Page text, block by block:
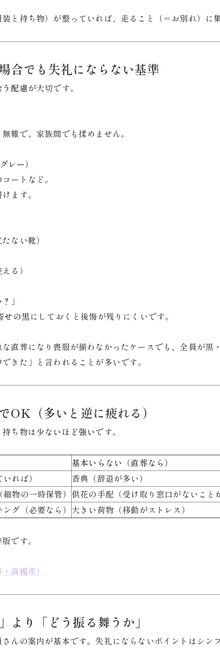
と持ち物）が整っていれば、走ること（＝お別れ）に
合でも失礼にならない基準
配慮が大切です。
難で、家族間でも揉めません。
レー）
ートなど。
ます。
ない靴）
る）
」
せの黒にしておくと後悔が残りにくいです。
直葬になり喪服が揃わなかったケースでも、全員が
きた」と言われることが多いです。
OK（多いと逆に疲れる）
ち物は少ないほど強いです。
基本いらない（直葬なら）
れば）
香典（辞退が多い）
物の一時保管） 供花の手配（受け取り窓口がないこと
グ（必要なら） 大きい荷物（移動がストレス）
です。
高槻市）
より「どう振る舞うか」
んの案内が基本です。失礼にならないポイントはシン